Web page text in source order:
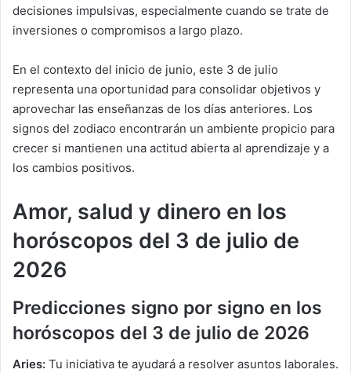
decisiones impulsivas, especialmente cuando se trate de
inversiones o compromisos a largo plazo.
En el contexto del inicio de junio, este 3 de julio
representa una oportunidad para consolidar objetivos y
aprovechar las enseñanzas de los días anteriores. Los
signos del zodiaco encontrarán un ambiente propicio para
crecer si mantienen una actitud abierta al aprendizaje y a
los cambios positivos.
Amor, salud y dinero en los
horóscopos del 3 de julio de
2026
Predicciones signo por signo en los
horóscopos del 3 de julio de 2026
Aries: Tu iniciativa te ayudará a resolver asuntos laborales.